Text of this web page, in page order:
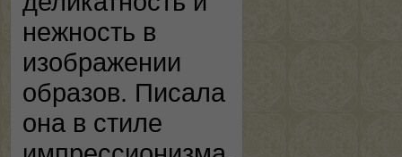
нежность в
изображении
образов. Писала
она в стиле